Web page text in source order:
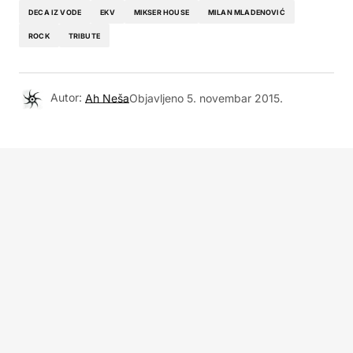
DECA IZ VODE EKV MIKSER HOUSE MILAN MLADENOVIĆ
ROCK TRIBUTE
Autor: Ah NešaObjavljeno 5. novembar 2015.